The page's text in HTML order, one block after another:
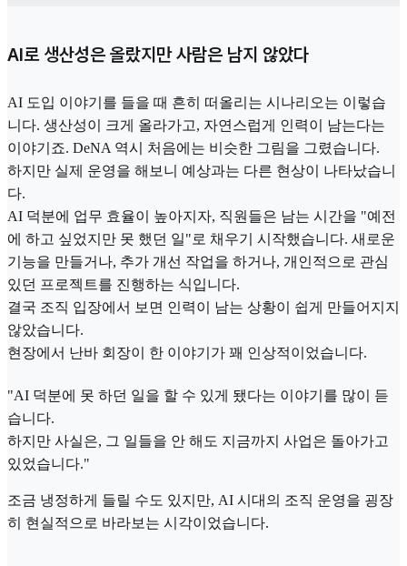
AI로 생산성은 올랐지만 사람은 남지 않았다
AI 도입 이야기를 들을 때 흔히 떠올리는 시나리오는 이렇습
니다. 생산성이 크게 올라가고, 자연스럽게 인력이 남는다는
이야기죠. DeNA 역시 처음에는 비슷한 그림을 그렸습니다.
하지만 실제 운영을 해보니 예상과는 다른 현상이 나타났습니
다.
AI 덕분에 업무 효율이 높아지자, 직원들은 남는 시간을 "예전
에 하고 싶었지만 못 했던 일"로 채우기 시작했습니다. 새로운
기능을 만들거나, 추가 개선 작업을 하거나, 개인적으로 관심
있던 프로젝트를 진행하는 식입니다.
결국 조직 입장에서 보면 인력이 남는 상황이 쉽게 만들어지지
않았습니다.
현장에서 난바 회장이 한 이야기가 꽤 인상적이었습니다.
"AI 덕분에 못 하던 일을 할 수 있게 됐다는 이야기를 많이 듣
습니다.
하지만 사실은, 그 일들을 안 해도 지금까지 사업은 돌아가고
있었습니다."
조금 냉정하게 들릴 수도 있지만, AI 시대의 조직 운영을 굉장
히 현실적으로 바라보는 시각이었습니다.